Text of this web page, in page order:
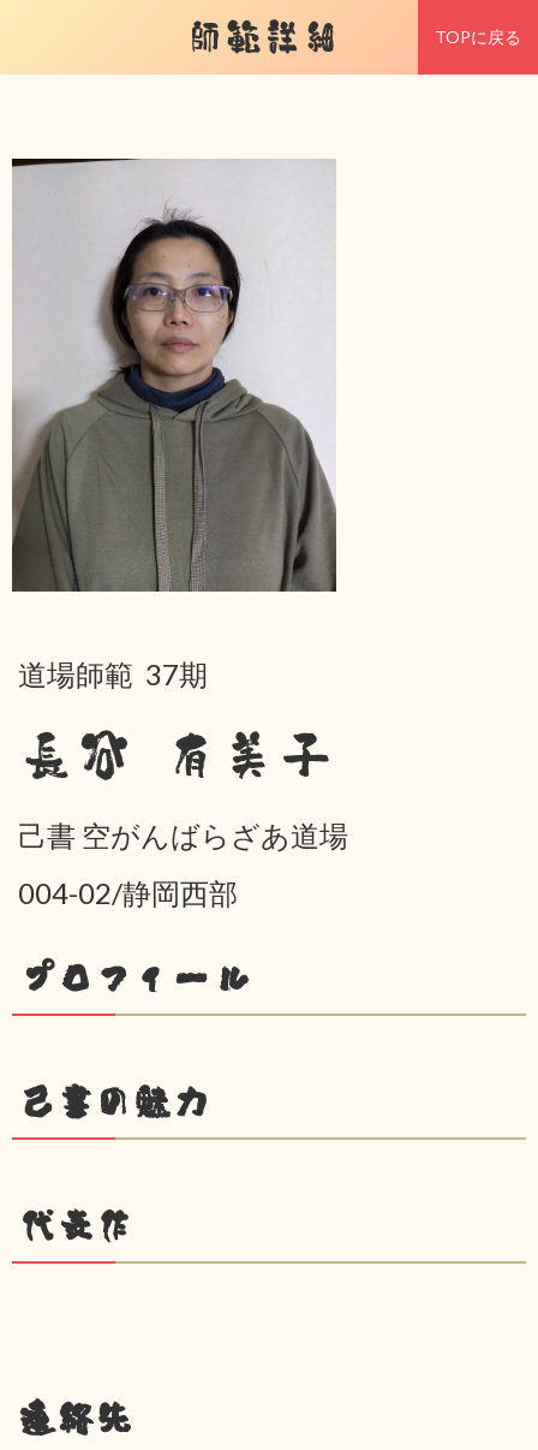
師範詳細 TOPに戻る
道場師範 37期
長谷 有美子
己書 空がんばらざあ道場
004-02/静岡西部
プロフィール
己書の魅力
代表作
連絡先